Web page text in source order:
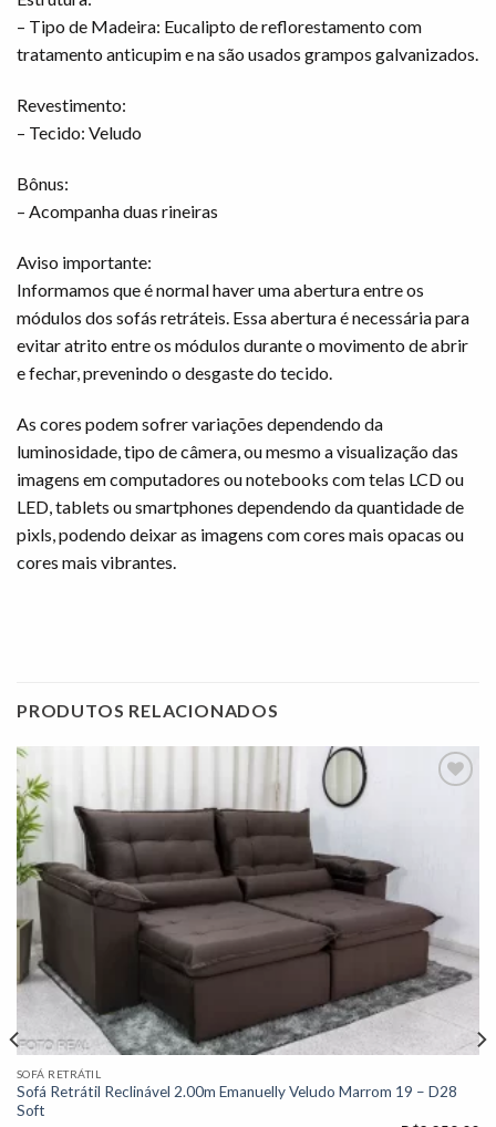
– Tipo de Madeira: Eucalipto de reflorestamento com
tratamento anticupim e na são usados grampos galvanizados.
Revestimento:
– Tecido: Veludo
Bônus:
– Acompanha duas rineiras
Aviso importante:
Informamos que é normal haver uma abertura entre os
módulos dos sofás retráteis. Essa abertura é necessária para
evitar atrito entre os módulos durante o movimento de abrir
e fechar, prevenindo o desgaste do tecido.
As cores podem sofrer variações dependendo da
luminosidade, tipo de câmera, ou mesmo a visualização das
imagens em computadores ou notebooks com telas LCD ou
LED, tablets ou smartphones dependendo da quantidade de
pixls, podendo deixar as imagens com cores mais opacas ou
cores mais vibrantes.
PRODUTOS RELACIONADOS
SOFÁ RETRÁTIL
Sofá Retrátil Reclinável 2.00m Emanuelly Veludo Marrom 19 – D28
Soft